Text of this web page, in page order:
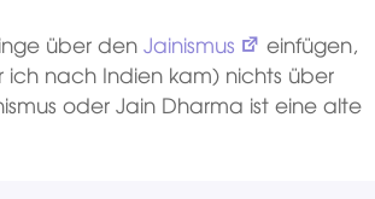
über denJainismus
einfügen,
nach Indien kam) nichts über
oder Jain Dharma ist eine alte